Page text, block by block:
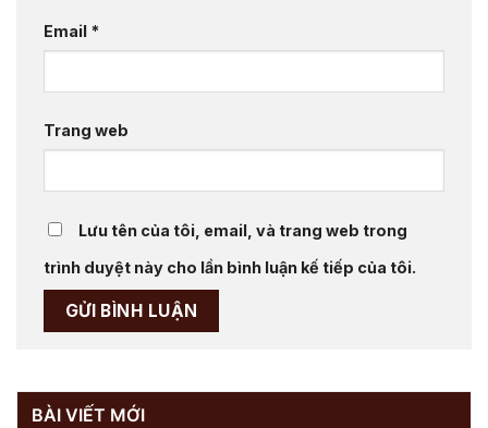
Email *
Trang web
Lưu tên của tôi, email, và trang web trong
trình duyệt này cho lần bình luận kế tiếp của tôi.
BÀI VIẾT MỚI